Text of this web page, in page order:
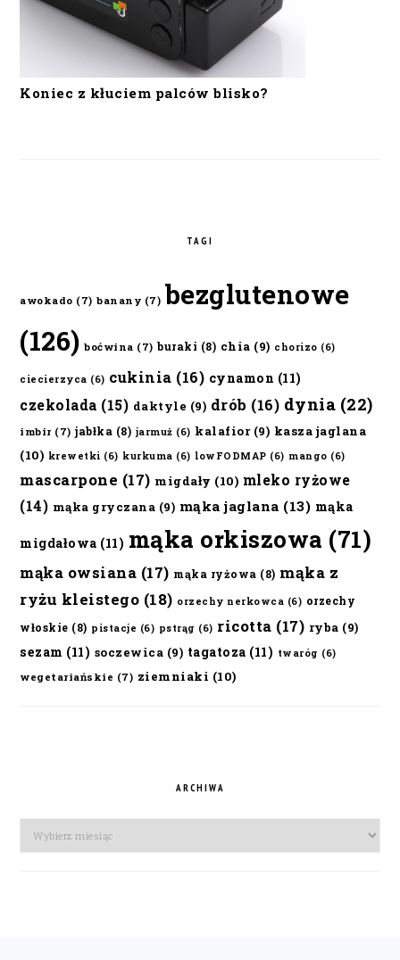
Koniec z kłuciem palców blisko?
TAGI
awokado (7) banany (7) bezglutenowe
(126) boćwina (7) buraki (8) chia (9) chorizo (6)
ciecierzyca (6) cukinia (16) cynamon (11)
czekolada (15) daktyle (9) drób (16) dynia (22)
imbir (7) jabłka (8) jarmuż (6) kalafior(9) kasza jaglana
(10) krewetki (6) kurkuma (6) lowFODMAP (6) mango (6)
mascarpone (17) migdały (10) mleko ryżowe
(14) mąka gryczana (9) mąka jaglana (13) mąka
migdałowa (11) mąka orkiszowa (71)
mąka owsiana (17) mąka ryżowa (8) mąka z
ryżu kleistego (18) orzechy nerkowca (6) orzechy
włoskie (8) pistacje (6) pstrąg (6) ricotta (17) ryba (9)
sezam (11) soczewica (9) tagatoza (11) twaróg (6)
wegetariańskie (7) ziemniaki (10)
ARCHIWA
Archiwa